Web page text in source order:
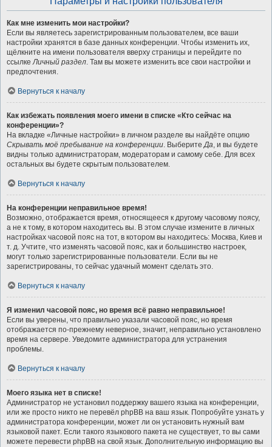
Как мне изменить мои настройки?
Если вы являетесь зарегистрированным пользователем, все ваши
настройки хранятся в базе данных конференции. Чтобы изменить их,
щёлкните на имени пользователя вверху страницы и перейдите по
ссылкеЛичный раздел. Там вы можете изменить все свои настройки и
предпочтения.
Вернуться к началу
Как избежать появления моего имени в списке «Кто сейчас на
конференции»?
На вкладке «Личные настройки» в личном разделе вы найдёте опцию
Скрывать моё пребывание на конференции. ВыберитеДа, и вы будете
видны только администраторам, модераторам и самому себе. Для всех
остальных вы будете скрытым пользователем.
Вернуться к началу
На конференции неправильное время!
Возможно, отображается время, относящееся к другому часовому поясу,
а не к тому, в котором находитесь вы. В этом случае измените в личных
настройках часовой пояс на тот, в котором вы находитесь: Москва, Киев и
т. д. Учтите, что изменять часовой пояс, как и большинство настроек,
могут только зарегистрированные пользователи. Если вы не
зарегистрированы, то сейчас удачный момент сделать это.
Вернуться к началу
Я изменил часовой пояс, но время всё равно неправильное!
Если вы уверены, что правильно указали часовой пояс, но время
отображается по-прежнему неверное, значит, неправильно установлено
время на сервере. Уведомите администратора для устранения
проблемы.
Вернуться к началу
Моего языка нет в списке!
Администратор не установил поддержку вашего языка на конференции,
или же просто никто не перевёл phpBB на ваш язык. Попробуйте узнать у
администратора конференции, может ли он установить нужный вам
языковой пакет. Если такого языкового пакета не существует, то вы сами
можете перевести phpBB на свой язык. Дополнительную информацию вы